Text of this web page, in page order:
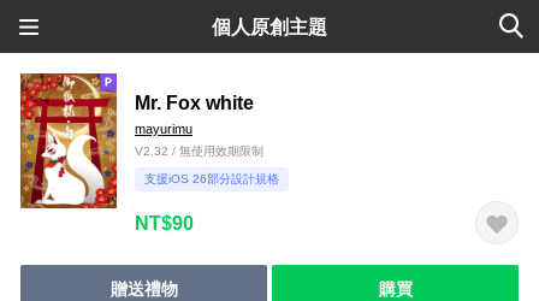
個人原創主題
Mr. Fox white
mayurimu
V2.32 / 無使用效期限制
支援iOS 26部分設計規格
NT$90
贈送禮物 購買